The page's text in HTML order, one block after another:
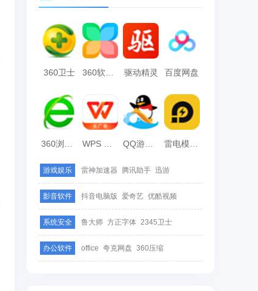
360卫士 360软件管家 驱动精灵 百度网盘
雷电模拟器
游戏娱乐 雷神加速器 腾讯助手 迅游
影音软件 抖音电脑版 爱奇艺 优酷视频
系统安全 鲁大师 方正字体 2345卫士
办公软件 office 夸克网盘 360压缩